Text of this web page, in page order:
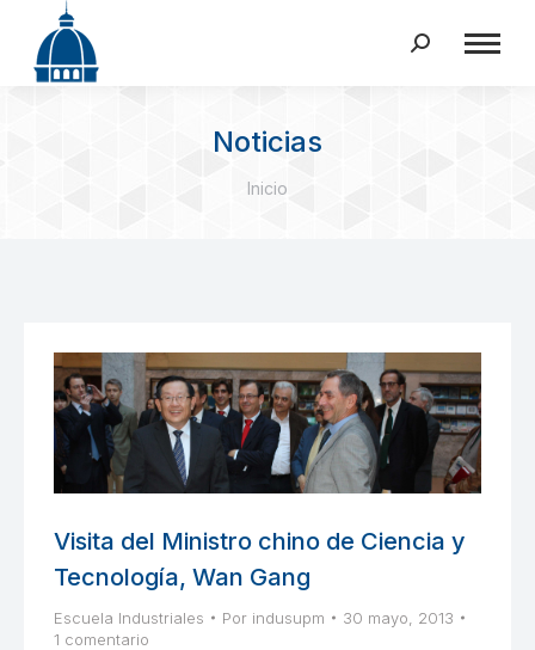
Buscar:
Noticias
Estás aquí:
Inicio
Visita del Ministro chino de Ciencia y
Tecnología, Wan Gang
Escuela Industriales Por indusupm
30 mayo, 2013
1 comentario